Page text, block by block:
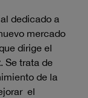
dedicado a
mercado
dirige el
. Se trata de
de la
el